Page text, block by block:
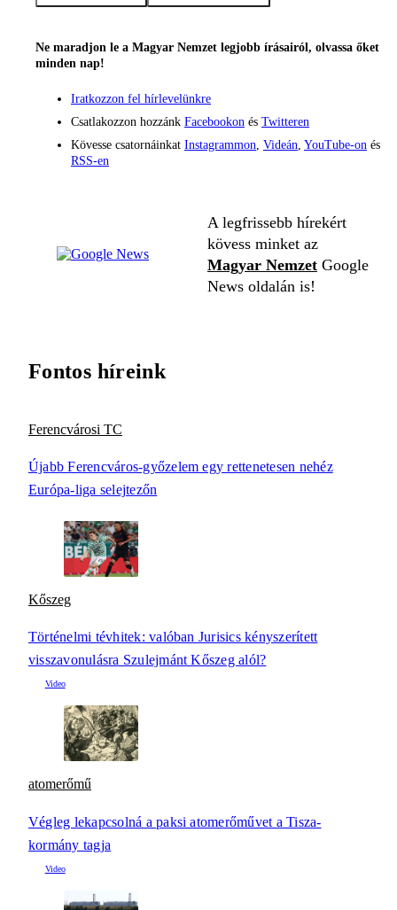
Ne maradjon le a Magyar Nemzet legjobb írásairól, olvassa őket
minden nap!
Iratkozzon fel hírlevelünkre
Csatlakozzon hozzánk Facebookon és Twitteren
Kövesse csatornáinkat Instagrammon, Videán, YouTube-on és
RSS-en
A legfrissebb hírekért
kövess minket az
Magyar Nemzet Google
News oldalán is!
Fontos híreink
Ferencvárosi TC
Újabb Ferencváros-győzelem egy rettenetesen nehéz
Európa-liga selejtezőn
Kőszeg
Történelmi tévhitek: valóban Jurisics kényszerített
visszavonulásra Szulejmánt Kőszeg alól?
atomerőmű
Végleg lekapcsolná a paksi atomerőművet a Tisza-
kormány tagja